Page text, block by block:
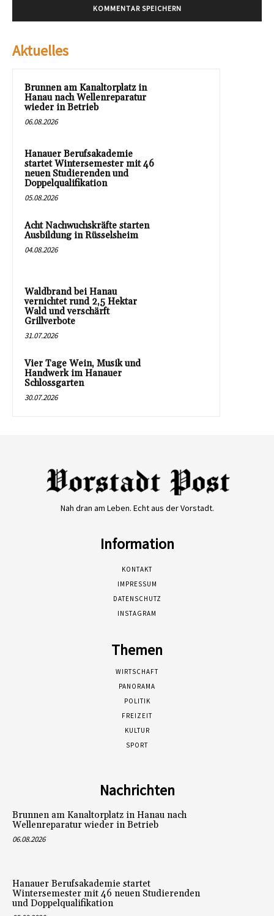
Aktuelles
Brunnen am Kanaltorplatz in
Hanau nach Wellenreparatur
wieder in Betrieb
06.08.2026
Hanauer Berufsakademie
startet Wintersemester mit 46
neuen Studierenden und
Doppelqualifikation
05.08.2026
Acht Nachwuchskräfte starten
Ausbildung in Rüsselsheim
04.08.2026
Waldbrand bei Hanau
vernichtet rund 2,5 Hektar
Wald und verschärft
Grillverbote
31.07.2026
Vier Tage Wein, Musik und
Handwerk im Hanauer
Schlossgarten
30.07.2026
Nah dran am Leben. Echt aus der Vorstadt.
Information
KONTAKT
IMPRESSUM
DATENSCHUTZ
INSTAGRAM
Themen
WIRTSCHAFT
PANORAMA
POLITIK
FREIZEIT
KULTUR
SPORT
Nachrichten
Brunnen am Kanaltorplatz in Hanau nach
Wellenreparatur wieder in Betrieb
06.08.2026
Hanauer Berufsakademie startet
Wintersemester mit 46 neuen Studierenden
und Doppelqualifikation